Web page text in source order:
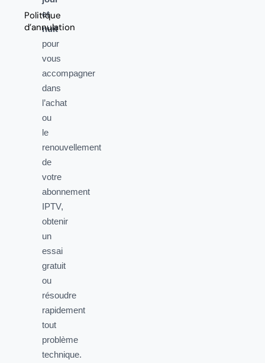
Politique
d’annulation
et
nuit
pour
vous
accompagner
dans
l’achat
ou
le
renouvellement
de
votre
abonnement
IPTV,
obtenir
un
essai
gratuit
ou
résoudre
rapidement
tout
problème
technique.